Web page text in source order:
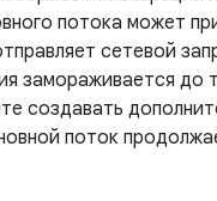
потока может
сетевой
замораживается до
создавать
поток